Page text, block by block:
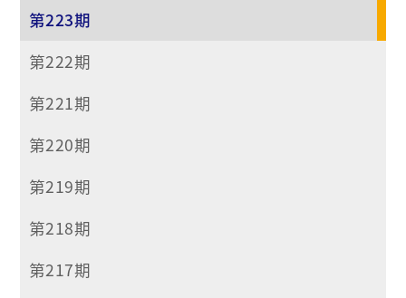
第223期
第222期
第221期
第220期
第219期
第218期
第217期